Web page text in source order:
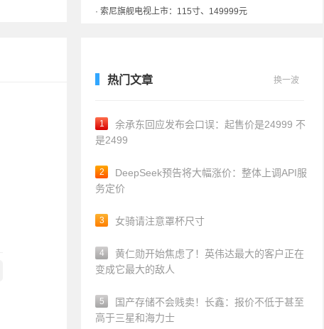
苹果借长鑫存储压价韩系内存厂商！结果没用
热门文章 换一波
1
余承东回应发布会口误：起售价是24999 不
是2499
2
DeepSeek预告将大幅涨价：整体上调API服
务定价
3 女骑请注意罩杯尺寸
4
黄仁勋开始焦虑了！英伟达最大的客户正在
变成它最大的敌人
5
国产存储不会贱卖！长鑫：报价不低于甚至
高于三星和海力士